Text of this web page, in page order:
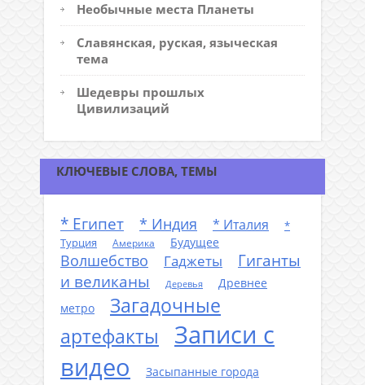
Необычные места Планеты
Славянская, руская, языческая
тема
Шедевры прошлых
Цивилизаций
КЛЮЧЕВЫЕ СЛОВА, ТЕМЫ
* Египет * Индия * Италия
*
Турция
Америка Будущее
Волшебство Гаджеты
Гиганты
и великаны
Деревья
Древнее
метро
Загадочные
артефакты
Записи с
видео
Засыпанные города